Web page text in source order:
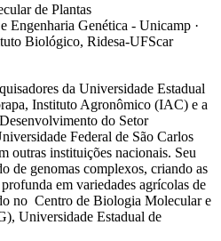
de Plantas
Engenharia Genética - Unicamp ·
Biológico, Ridesa-UFScar
da Universidade Estadual
Instituto Agronômico (IAC) e a
do Setor
Federal de São Carlos
outras instituições nacionais. Seu
de genomas complexos, criando as
em variedades agrícolas de
no Centro de Biologia Molecular e
Universidade Estadual de